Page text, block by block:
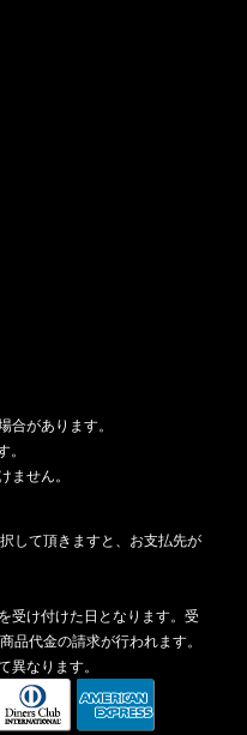
があります。
せん。
して頂きますと、お支払先が
受け付けた日となります。受
品代金の請求が行われます。
なります。